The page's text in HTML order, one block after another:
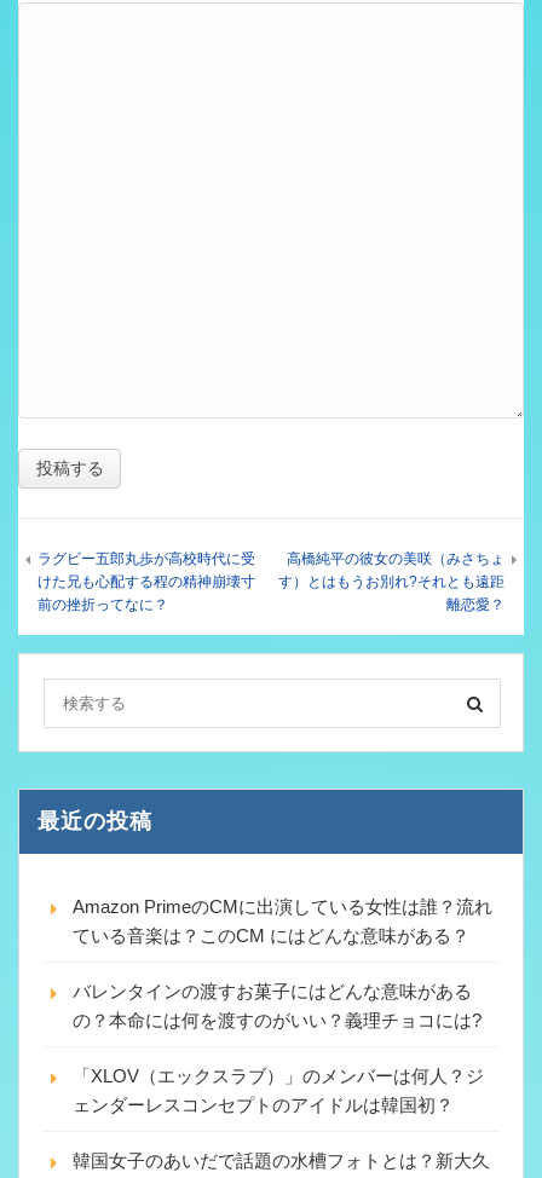
ラグビー五郎丸歩が高校時代に受
けた兄も心配する程の精神崩壊寸
前の挫折ってなに？
高橋純平の彼女の美咲（みさちょ
す）とはもうお別れ?それとも遠距
離恋愛？
最近の投稿
Amazon PrimeのCMに出演している女性は誰？流れ
ている音楽は？このCM にはどんな意味がある？
バレンタインの渡すお菓子にはどんな意味がある
の？本命には何を渡すのがいい？義理チョコには?
「XLOV（エックスラブ）」のメンバーは何人？ジ
ェンダーレスコンセプトのアイドルは韓国初？
韓国女子のあいだで話題の水槽フォトとは？新大久